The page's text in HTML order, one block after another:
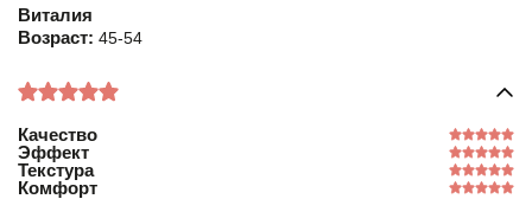
Виталия
Возраст: 45-54
Качество
Эффект
Текстура
Комфорт